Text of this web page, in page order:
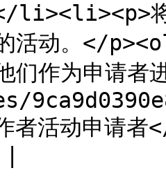
将链
活动。</
们作为申请者
者活动申请